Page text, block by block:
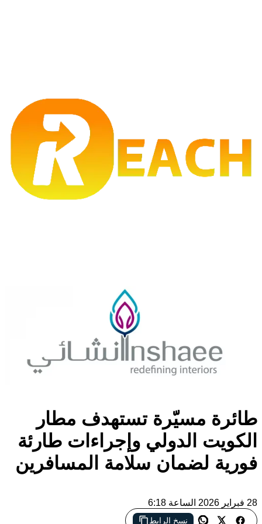
مسيّرة تستهدف مطار
الدولي وإجراءات طارئة
لضمان سلامة المسافرين
نسخ الرابط